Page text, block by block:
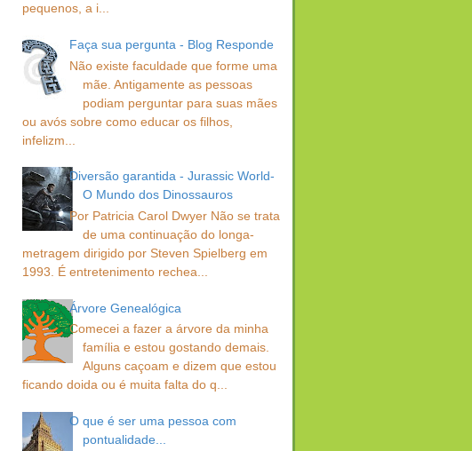
pequenos, a i...
Faça sua pergunta - Blog Responde
Não existe faculdade que forme uma
mãe. Antigamente as pessoas
podiam perguntar para suas mães
ou avós sobre como educar os filhos,
infelizm...
Diversão garantida - Jurassic World-
O Mundo dos Dinossauros
Por Patricia Carol Dwyer Não se trata
de uma continuação do longa-
metragem dirigido por Steven Spielberg em
1993. É entretenimento rechea...
Árvore Genealógica
Comecei a fazer a árvore da minha
família e estou gostando demais.
Alguns caçoam e dizem que estou
ficando doida ou é muita falta do q...
O que é ser uma pessoa com
pontualidade...